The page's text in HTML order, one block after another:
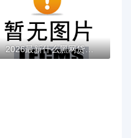
2026最新什么黑网贷可以借到钱（支持微信）...